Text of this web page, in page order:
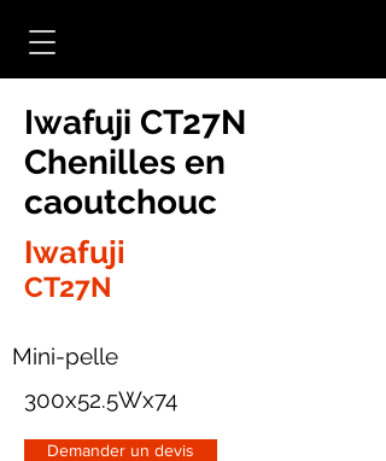
Iwafuji CT27N
Chenilles en
caoutchouc
Iwafuji
CT27N
Mini-pelle
300x52.5Wx74
Demander un devis